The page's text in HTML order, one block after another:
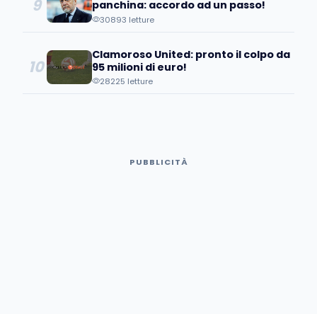
9
panchina: accordo ad un passo!
30893 letture
10
Clamoroso United: pronto il colpo da
95 milioni di euro!
28225 letture
PUBBLICITÀ